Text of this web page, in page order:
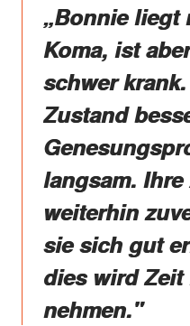
„Bonnie liegt
Koma, ist
schwer
Zustand
langsam.
weiterhin
sie sich gut
dies wird
nehmen."